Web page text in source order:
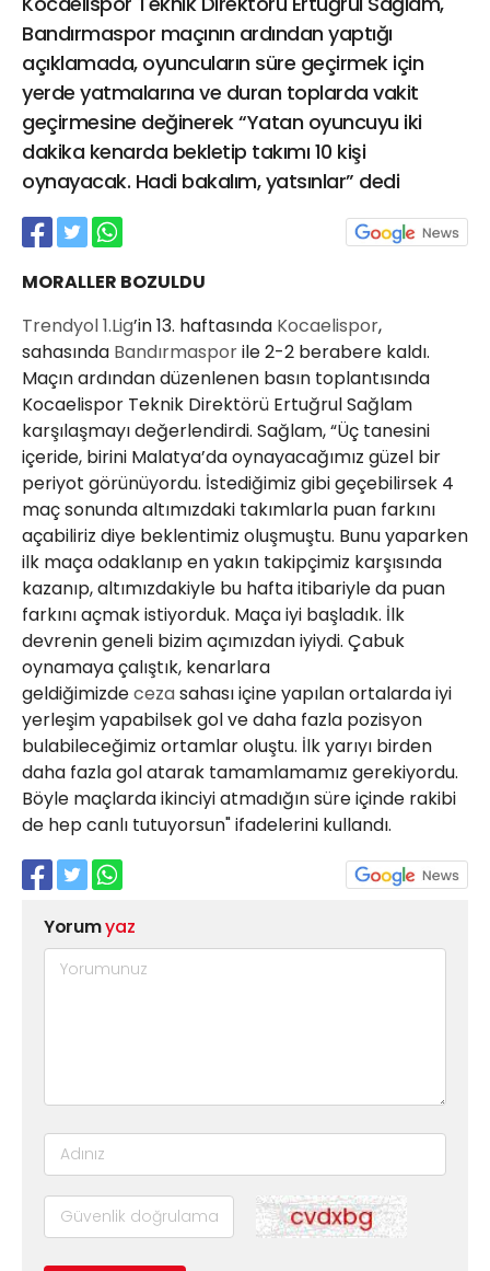
Bandırmaspor maçının ardından yaptığı
açıklamada, oyuncuların süre geçirmek için
yerde yatmalarına ve duran toplarda vakit
geçirmesine değinerek “Yatan oyuncuyu iki
dakika kenarda bekletip takımı 10 kişi
oynayacak. Hadi bakalım, yatsınlar” dedi
MORALLER BOZULDU
Trendyol 1.Lig’in 13. haftasında Kocaelispor,
sahasında Bandırmasporile 2-2 berabere kaldı.
Maçın ardından düzenlenen basın toplantısında
Kocaelispor Teknik Direktörü Ertuğrul Sağlam
karşılaşmayı değerlendirdi. Sağlam, “Üç tanesini
içeride, birini Malatya’da oynayacağımız güzel bir
periyot görünüyordu. İstediğimiz gibi geçebilirsek 4
maç sonunda altımızdaki takımlarla puan farkını
açabiliriz diye beklentimiz oluşmuştu. Bunu yaparken
ilk maça odaklanıp en yakın takipçimiz karşısında
kazanıp, altımızdakiyle bu hafta itibariyle da puan
farkını açmak istiyorduk. Maça iyi başladık. İlk
devrenin geneli bizim açımızdan iyiydi. Çabuk
oynamaya çalıştık, kenarlara
geldiğimizdecezasahası içine yapılan ortalarda iyi
yerleşim yapabilsek gol ve daha fazla pozisyon
bulabileceğimiz ortamlar oluştu. İlk yarıyı birden
daha fazla gol atarak tamamlamamız gerekiyordu.
Böyle maçlarda ikinciyi atmadığın süre içinde rakibi
de hep canlı tutuyorsun" ifadelerini kullandı.
Yorumyaz
21 Gölcük
02624132333
haber@golcukpostasi.com